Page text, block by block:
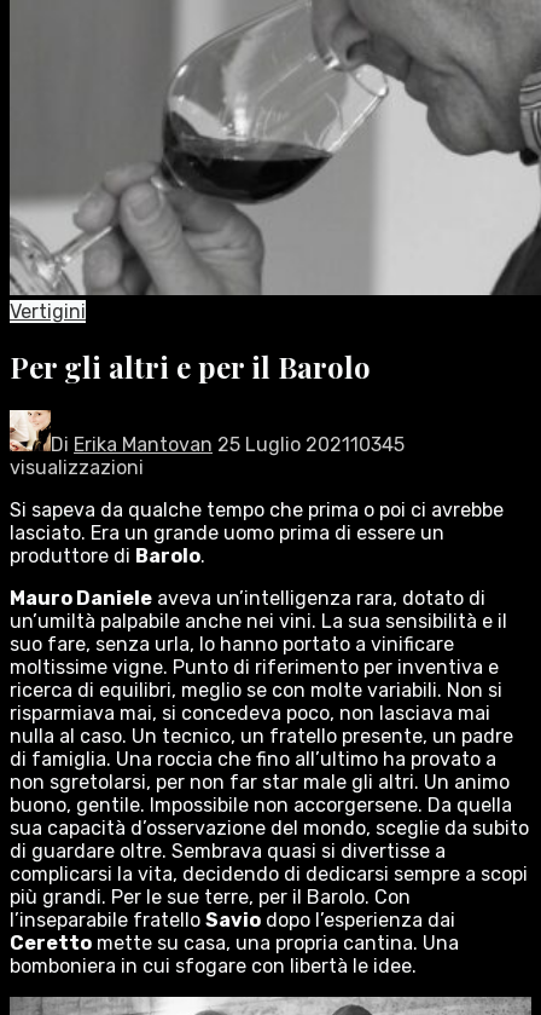
Vertigini
Per gli altri e per il Barolo
Di Erika Mantovan 25 Luglio 202110345
visualizzazioni
Si sapeva da qualche tempo che prima o poi ci avrebbe
lasciato. Era un grande uomo prima di essere un
produttore di Barolo.
Mauro Daniele aveva un’intelligenza rara, dotato di
un’umiltà palpabile anche nei vini. La sua sensibilità e il
suo fare, senza urla, lo hanno portato a vinificare
moltissime vigne. Punto di riferimento per inventiva e
ricerca di equilibri, meglio se con molte variabili. Non si
risparmiava mai, si concedeva poco, non lasciava mai
nulla al caso. Un tecnico, un fratello presente, un padre
di famiglia. Una roccia che fino all’ultimo ha provato a
non sgretolarsi, per non far star male gli altri. Un animo
buono, gentile. Impossibile non accorgersene. Da quella
sua capacità d’osservazione del mondo, sceglie da subito
di guardare oltre. Sembrava quasi si divertisse a
complicarsi la vita, decidendo di dedicarsi sempre a scopi
più grandi. Per le sue terre, per il Barolo. Con
l’inseparabile fratello Savio dopo l’esperienza dai
Ceretto mette su casa, una propria cantina. Una
bomboniera in cui sfogare con libertà le idee.